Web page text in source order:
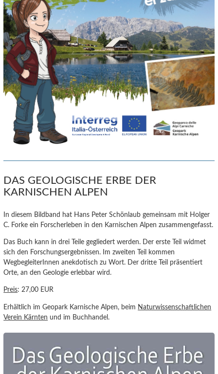
DAS GEOLOGISCHE ERBE DER
KARNISCHEN ALPEN
In diesem Bildband hat Hans Peter Schönlaub gemeinsam mit Holger
C. Forke ein Forscherleben in den Karnischen Alpen zusammengefasst.
Das Buch kann in drei Teile gegliedert werden. Der erste Teil widmet
sich den Forschungsergebnissen. Im zweiten Teil kommen
WegbegleiterInnen anekdotisch zu Wort. Der dritte Teil präsentiert
Orte, an den Geologie erlebbar wird.
Preis: 27,00 EUR
Erhältlich im Geopark Karnische Alpen, beim Naturwissenschaftlichen
Verein Kärnten und im Buchhandel.